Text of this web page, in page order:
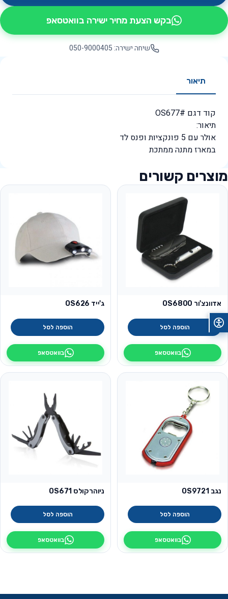
בקש הצעת מחיר ישירה בוואטסאפ
שיחה ישירה: 050-9000405
תיאור
קוד דגם #OS677
תיאור:
אולר עם 5 פונקציות ופנס לד
במארז מתנה ממתכת
מוצרים קשורים
אדוונצ'ור OS6800
הוספה לסל
בוואטסאפ
ג'ייד OS626
הוספה לסל
בוואטסאפ
נגב OS9721
הוספה לסל
בוואטסאפ
ניוהרקולס OS671
הוספה לסל
בוואטסאפ